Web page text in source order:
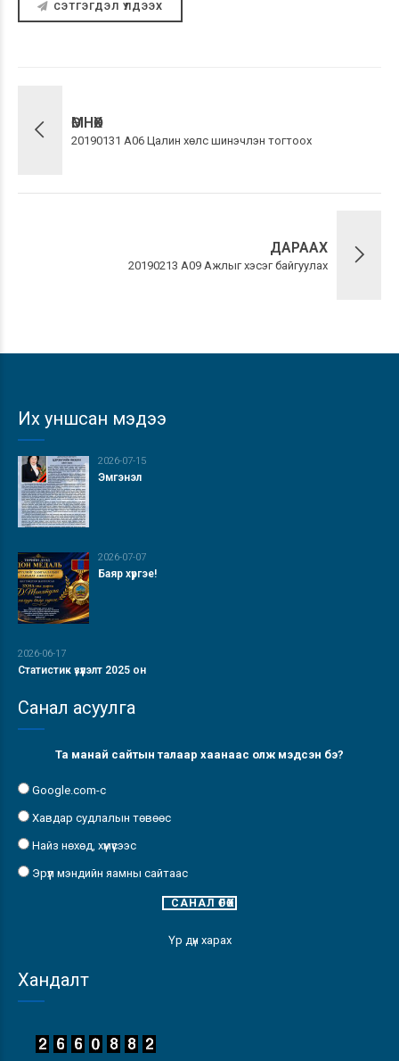
СЭТГЭГДЭЛ ҮЛДЭЭХ
ӨМНӨХ
20190131 А06 Цалин хөлс шинэчлэн тогтоох
ДАРААХ
20190213 А09 Ажлыг хэсэг байгуулах
Их уншсан мэдээ
2026-07-15
Эмгэнэл
2026-07-07
Баяр хүргэе!
2026-06-17
Статистик үзүүлэлт 2025 он
Санал асуулга
Та манай сайтын талаар хаанаас олж мэдсэн бэ?
Google.com-с
Хавдар судлалын төвөөс
Найз нөхөд, хүмүүсээс
Эрүүл мэндийн яамны сайтаас
Үр дүн харах
Хандалт